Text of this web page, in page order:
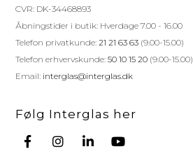
CVR: DK-34468893
Åbningstider i butik: Hverdage 7.00 - 16.00
Telefon privatkunde:21 21 63 63 (9.00-15.00)
Telefon erhvervskunde:50 10 15 20 (9.00-15.00)
Email: interglas@interglas.dk
Følg Interglas her